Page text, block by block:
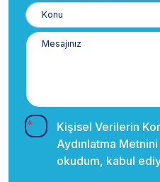
Kişisel Verilerin
Aydınlatma Metnini
okudum, kabul